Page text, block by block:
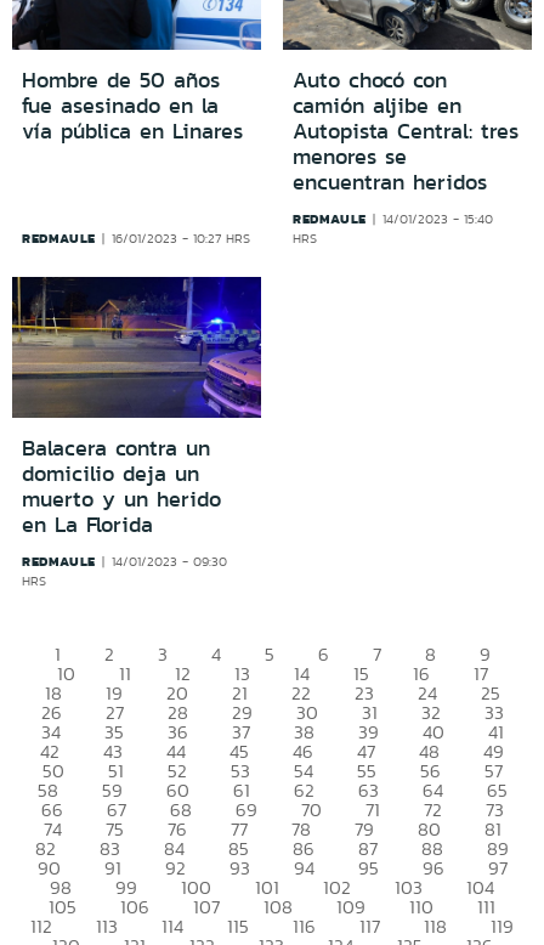
Hombre de 50 años
fue asesinado en la
vía pública en Linares
REDMAULE 16/01/2023 - 10:27 HRS
Auto chocó con
camión aljibe en
Autopista Central: tres
menores se
encuentran heridos
REDMAULE
14/01/2023 - 15:40
HRS
Balacera contra un
domicilio deja un
muerto y un herido
en La Florida
REDMAULE
14/01/2023 - 09:30
HRS
1 2 3 4 5 6 7 8 9
10 11 12 13 14 15 16 17
18 19 20 21 22 23 24 25
26 27 28 29 30 31 32 33
34 35 36 37 38 39 40 41
42 43 44 45 46 47 48 49
50 51 52 53 54 55 56 57
58 59 60 61 62 63 64 65
66 67 68 69 70 71 72 73
74 75 76 77 78 79 80 81
82 83 84 85 86 87 88 89
90 91 92 93 94 95 96 97
98 99 100 101 102 103 104
105 106 107 108 109 110 111
112 113 114 115 116 117 118 119